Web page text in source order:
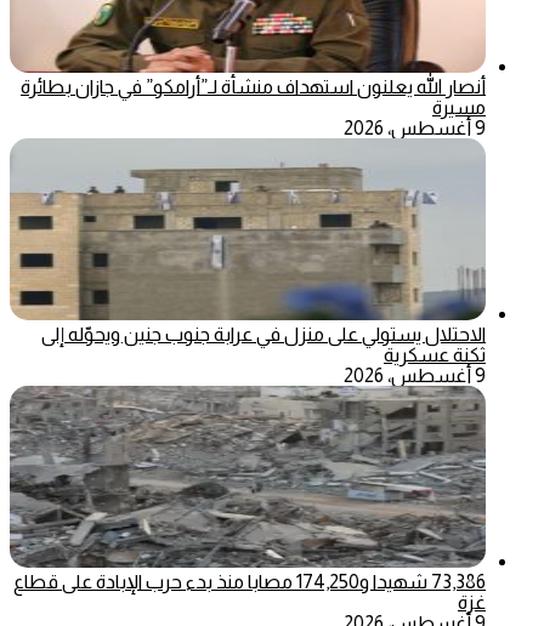
أنصار الله يعلنون استهداف منشأة لـ”أرامكو” في جازان بطائرة
مسيرة
9 أغسطس، 2026
الاحتلال يستولي على منزل في عرابة جنوب جنين ويحوّله إلى
ثكنة عسكرية
9 أغسطس، 2026
73,386 شهيدا و174,250 مصابا منذ بدء حرب الإبادة على قطاع
غزة